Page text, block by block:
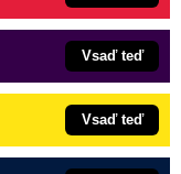
Vsaď teď
Vsaď teď